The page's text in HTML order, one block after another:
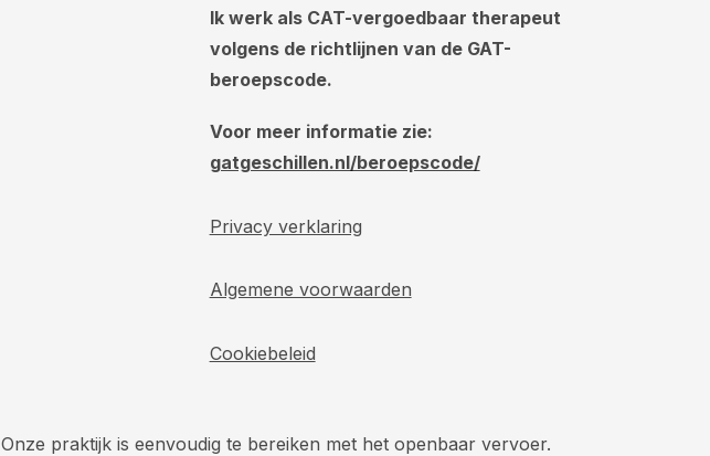
Ik werk als CAT-vergoedbaar therapeut
volgens de richtlijnen van de GAT-
beroepscode.
Voor meer informatie zie:
gatgeschillen.nl/beroepscode/
Privacy verklaring
Algemene voorwaarden
Cookiebeleid
Onze praktijk is eenvoudig te bereiken met het openbaar vervoer.